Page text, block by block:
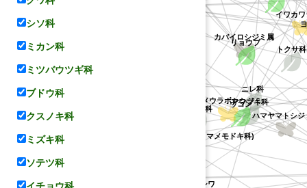
アワブキ科
ニレ科
イワカワシ
マメモドキ科(コウトウマメモドキ科)
モクタチ
ヒメウラボシシジミ
トクサ科
リョウブ
ヨウシ
カ
エゾノキ
コ
ハマヤマトシジミ属
シソ科
ミカン科
ミツバウツギ科
ブドウ科
クスノキ科
ミズキ科
ソテツ科